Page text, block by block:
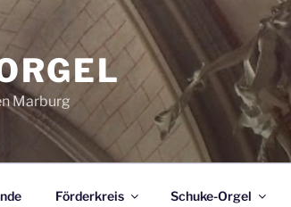
Marburg
Förderkreis Schuke-Orgel